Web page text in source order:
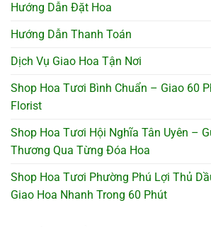
Hướng Dẫn Đặt Hoa
Hướng Dẫn Thanh Toán
Dịch Vụ Giao Hoa Tận Nơi
Shop Hoa Tươi Bình Chuẩn – Giao 60
Florist
Shop Hoa Tươi Hội Nghĩa Tân Uyên –
Thương Qua Từng Đóa Hoa
Shop Hoa Tươi Phường Phú Lợi Thủ
Giao Hoa Nhanh Trong 60 Phút